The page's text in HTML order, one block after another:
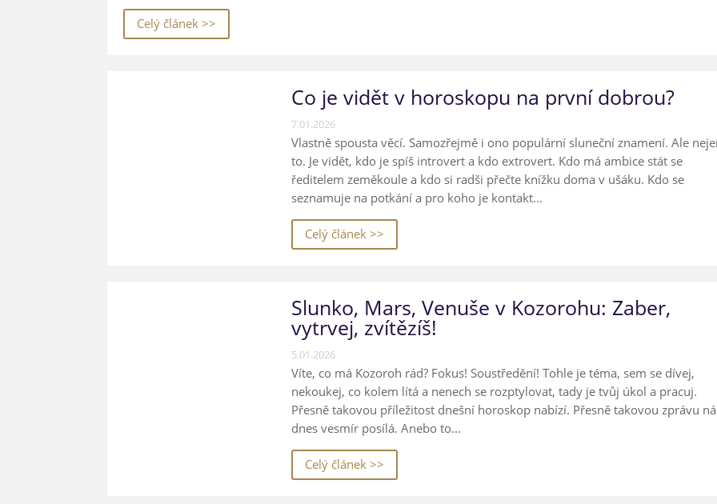
Celý článek >>
Co je vidět v horoskopu na první dobrou?
7.01.2026
Vlastně spousta věcí. Samozřejmě i ono populární sluneční znamení. Ale
to. Je vidět, kdo je spíš introvert a kdo extrovert. Kdo má ambice stát se
ředitelem zeměkoule a kdo si radši přečte knížku doma v ušáku. Kdo se
seznamuje na potkání a pro koho je kontakt...
Celý článek >>
Slunko, Mars, Venuše v Kozorohu: Zaber,
vytrvej, zvítězíš!
5.01.2026
Víte, co má Kozoroh rád? Fokus! Soustředění! Tohle je téma, sem se dívej,
nekoukej, co kolem lítá ​a nenech se rozptylovat, tady je tvůj úkol a pracuj.
Přesně takovou příležitost dnešní horoskop nabízí. Přesně takovou zprávu
dnes vesmír posílá. Anebo to...
Celý článek >>